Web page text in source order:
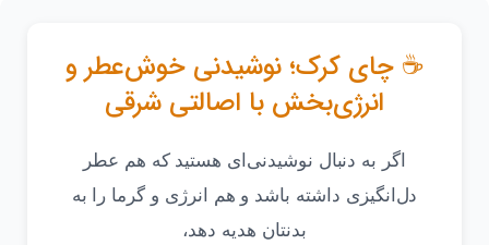
☕ چای کرک؛ نوشیدنی خوش‌عطر و
انرژی‌بخش با اصالتی شرقی
اگر به دنبال نوشیدنی‌ای هستید که هم عطر
دل‌انگیزی داشته باشد و هم انرژی و گرما را به
بدنتان هدیه دهد،